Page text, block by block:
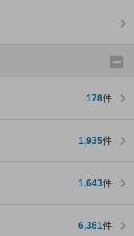
178件
1,935件
1,643件
6,361件